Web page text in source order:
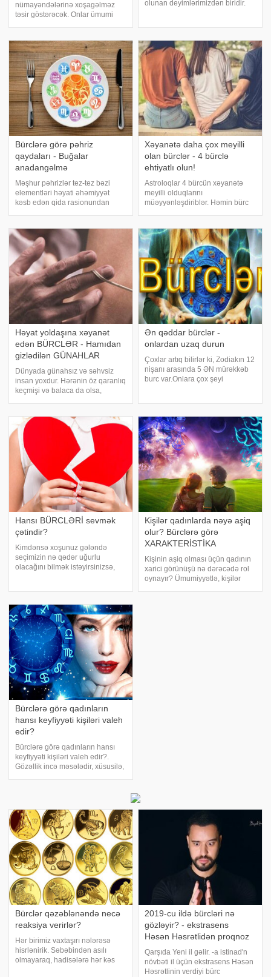
nümayəndələrinə xoşagəlməz
təsir göstərəcək. Onlar ümumi
a istinadən problemlərə
hazırlaşmalı bürcləri təqdim edir. .
Şir. Qlobal nailiyyətlə
olunan deyimlərimizdən biridir.
bədduaları daha təhlükəlidir
Bürclərə görə pəhriz
qaydaları - Buğalar
anadangəlmə
Məşhur pəhrizlər tez-tez bəzi
elementləri həyati əhəmiyyət
kəsb edən qida rasionundan
etməlidir, lakin hər bir bürcün
nümayəndələrinin mütləq qəbul
etməli olduğ
Xəyanətə daha çox meyilli
olan bürclər - 4 bürclə
ehtiyatlı olun!
Astroloqlar 4 bürcün xəyanətə
meyilli olduqlarını
müəyyənləşdiriblər. Həmin bürc
sevgilisini tez tərk etdikləri
müəyyən olub. Bu bürcləri təqdim
edirik:. Qoç
Həyat yoldaşına xəyanət
edən BÜRCLƏR - Hamıdan
gizlədilən GÜNAHLAR
Dünyada günahsız və səhvsiz
insan yoxdur. Hərənin öz qaranlıq
keçmişi və balaca da olsa,
həyatı elə öz səhvlərinin üzərində
öyrənir, onlardan düzgün nəticə
çıxarır
Ən qəddar bürclər -
onlardan uzaq durun
Çoxlar artıq bilirlər ki, Zodiakın 12
nişanı arasında 5 ƏN mürəkkəb
burc var.Onlara çox şeyi
(dağ keçiləri) - ünsiyyətd
Hansı BÜRCLƏRİ sevmək
çətindir?
Kimdənsə xoşunuz gələndə
seçimizin nə qədər uğurlu
olacağını bilmək istəyirsinizsə,
sizə düşündüyünüzdən də çox
məlumat verə və bəlkə d
Kişilər qadınlarda nəyə aşiq
olur? Bürclərə görə
XARAKTERİSTİKA
Kişinin aşiq olması üçün qadının
xarici görünüşü nə dərəcədə rol
oynayır? Ümumiyyətlə, kişilər
Bürclərə görə qadınların
hansı keyfiyyəti kişiləri valeh
edir?
Bürclərə görə qadınların hansı
keyfiyyəti kişiləri valeh edir?.
Gözəllik incə məsələdir, xüsusilə,
Bürclər qəzəblənəndə necə
reaksiya verirlər?
Hər birimiz vaxtaşırı nələrəsə
hisrlənirik. Səbəbindən asılı
olmayaraq, hadisələrə hər kəs
2019-cu ildə bürcləri nə
gözləyir? - ekstrasens
Həsən Həsrətlidən proqnoz
Qarşıda Yeni il gəlir. -a istinad'n
növbəti il üçün ekstrasens Həsən
Həsrətlinin verdiyi bürc